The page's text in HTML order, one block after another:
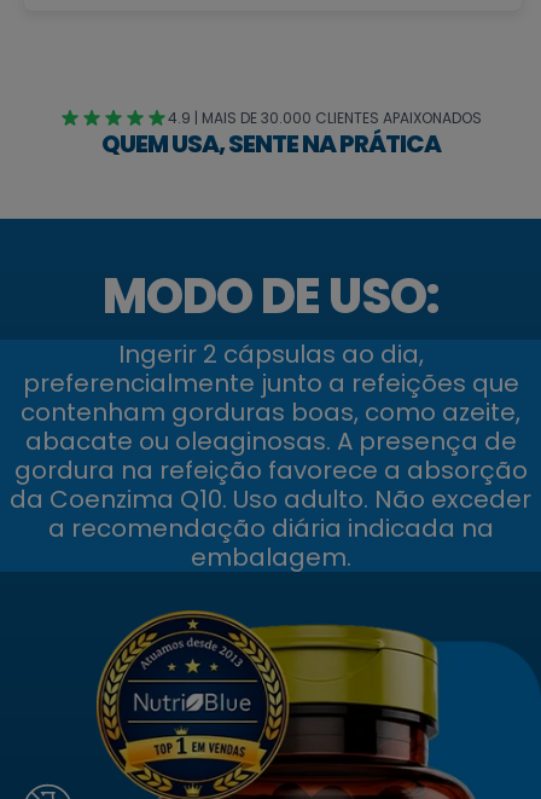
4.9 | MAIS DE 30.000 CLIENTES APAIXONADOS
QUEM USA, SENTE NA PRÁTICA
MODO DE USO:
Ingerir 2 cápsulas ao dia,
preferencialmente junto a refeições que
contenham gorduras boas, como azeite,
abacate ou oleaginosas. A presença de
gordura na refeição favorece a absorção
da Coenzima Q10. Uso adulto. Não exceder
a recomendação diária indicada na
embalagem.